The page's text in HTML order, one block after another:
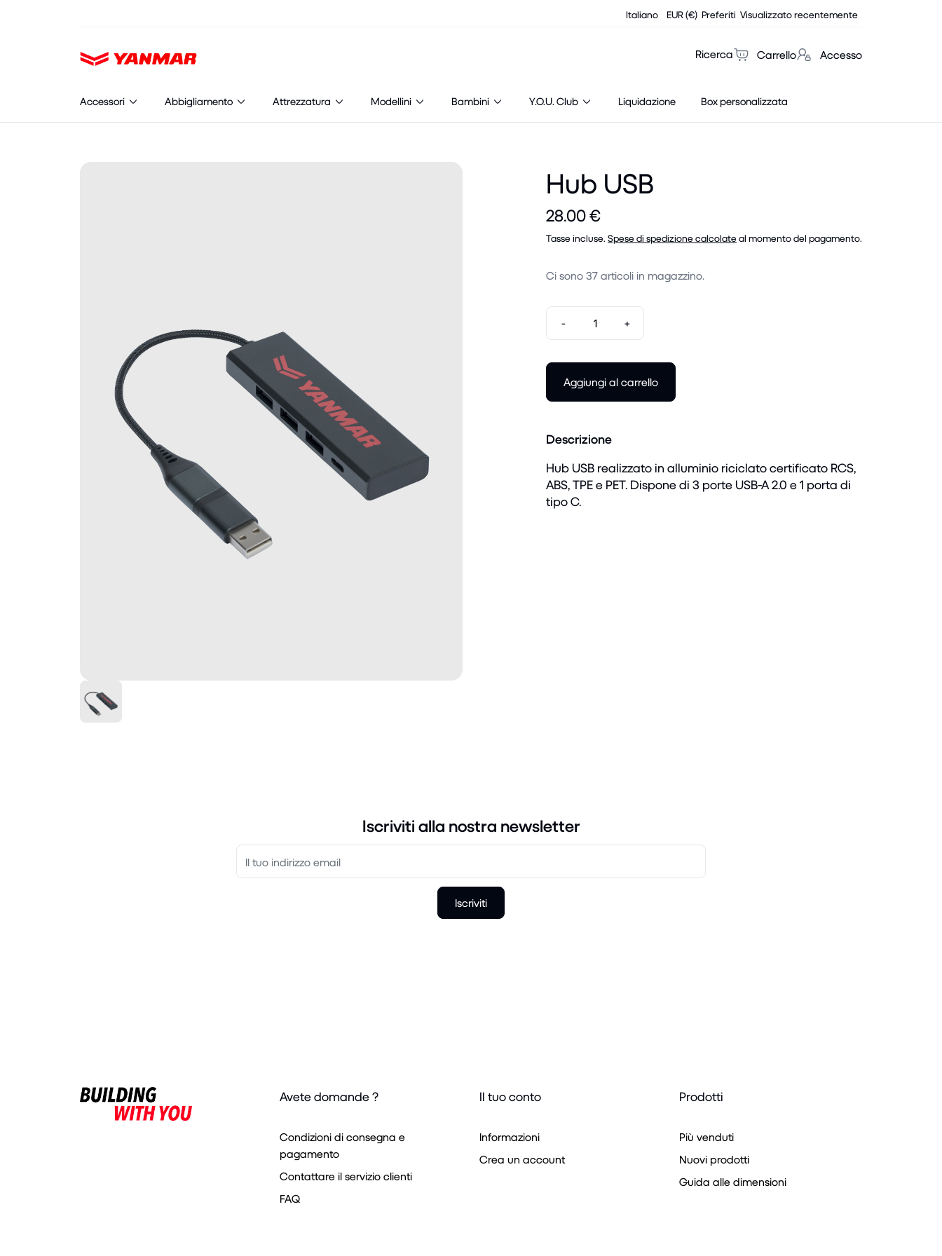
Italiano EUR (€) Preferiti Visualizzato recentemente
Ricerca Carrello Accesso
Accessori Abbigliamento Attrezzatura Modellini Bambini Y.O.U. Club Liquidazione Box personalizzata
Hub USB
28.00 €
Tasse incluse. Spese di spedizione calcolateal momento del pagamento.
Ci sono 37 articoli in magazzino.
- +
Aggiungi al carrello
Descrizione
Hub USB realizzato in alluminio riciclato certificato RCS,
ABS, TPE e PET. Dispone di 3 porte USB-A 2.0 e 1 porta di
tipo C.
Iscriviti alla nostra newsletter
Iscriviti
Avete domande ?
Condizioni di consegna e
pagamento
Contattare il servizio clienti
FAQ
Il tuo conto
Informazioni
Crea un account
Prodotti
Più venduti
Nuovi prodotti
Guida alle dimensioni